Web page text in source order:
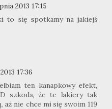
2013 17:15
to się spotkamy na jakiejś
17:36
ten kanapkowy efekt,
szkoda, że te lakiery tak
aż nie chce mi się swoim 119